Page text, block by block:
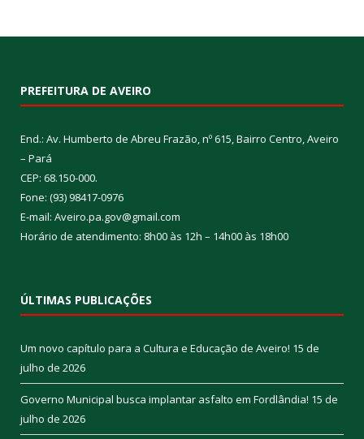
PREFEITURA DE AVEIRO
End.: Av. Humberto de Abreu Frazão, nº 615, Bairro Centro, Aveiro
– Pará
CEP: 68.150-000.
Fone: (93) 98417-0976
E-mail: Aveiro.pa.gov@gmail.com
Horário de atendimento: 8h00 às 12h – 14h00 às 18h00
ÚLTIMAS PUBLICAÇÕES
Um novo capítulo para a Cultura e Educação de Aveiro! 15 de
julho de 2026
Governo Municipal busca implantar asfalto em Fordlândia! 15 de
julho de 2026